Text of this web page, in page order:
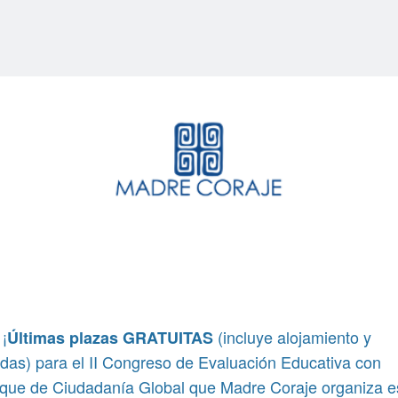
Últimas plazas GRATUITAS(incluye alojamiento y
para el II Congreso de Evaluación Educativa con
de Ciudadanía Global que Madre Coraje organiza